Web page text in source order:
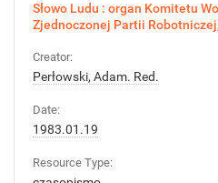
Słowo Ludu : organ Komitetu
Zjednoczonej Partii
Creator:
Perłowski, Adam. Red.
Date:
1983.01.19
Resource Type: